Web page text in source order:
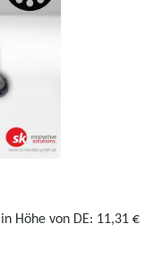
in Höhe von DE: 11,31 €